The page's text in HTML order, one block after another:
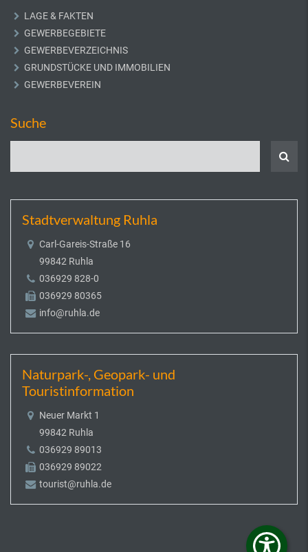
LAGE & FAKTEN
GEWERBEGEBIETE
GEWERBEVERZEICHNIS
GRUNDSTÜCKE UND IMMOBILIEN
GEWERBEVEREIN
Suche
Stadtverwaltung Ruhla
Carl-Gareis-Straße 16
99842 Ruhla
036929 828-0
036929 80365
info@ruhla.de
Naturpark-, Geopark- und
Touristinformation
Neuer Markt 1
99842 Ruhla
036929 89013
036929 89022
tourist@ruhla.de